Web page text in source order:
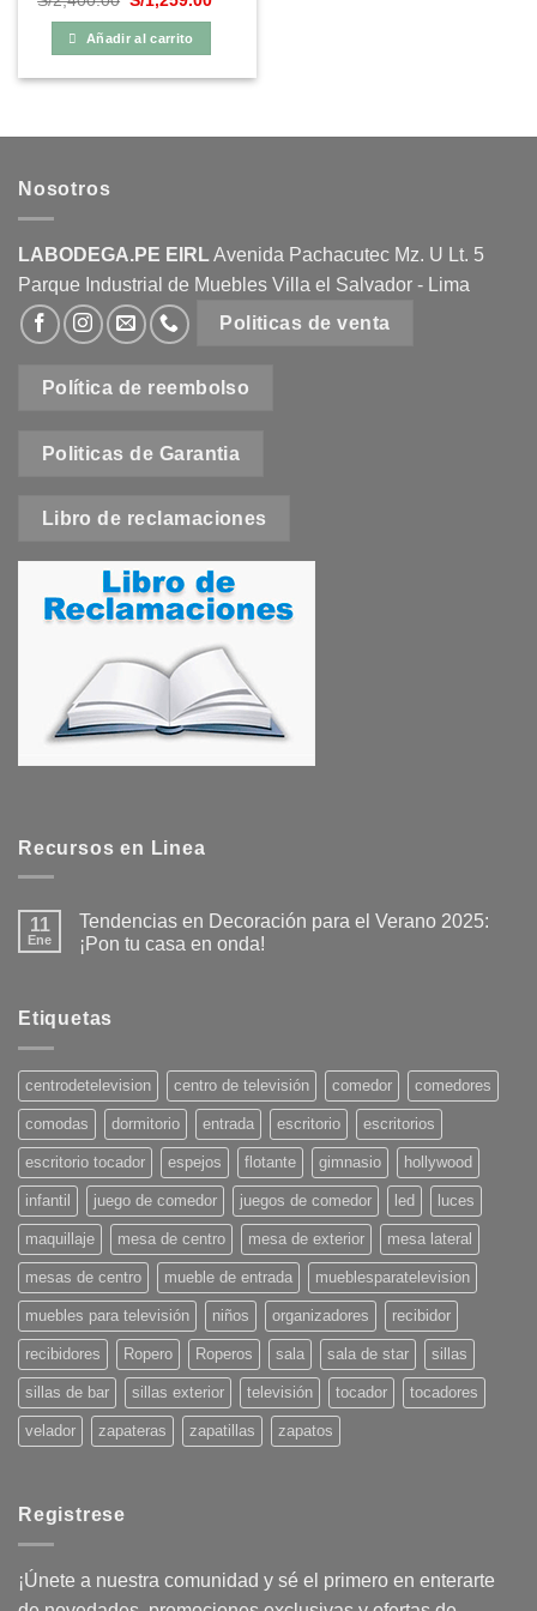
original
era:
Añadir al carrito
Nosotros
LABODEGA.PE EIRLAvenida Pachacutec Mz. U Lt. 5
Parque Industrial de Muebles Villa el Salvador - Lima
Politicas de venta
Política de reembolso
Politicas de Garantia
Libro de reclamaciones
Recursos en Linea
11
Ene
Tendencias en Decoración para el Verano 2025:
¡Pon tu casa en onda!
en
para
el
Verano
2025:
¡Pon
tu
casa
en
onda!
Etiquetas
centrodetelevision centro de televisión comedor comedores
comodas dormitorio entrada escritorio escritorios
escritorio tocador espejos flotante gimnasio hollywood
infantil juego de comedor juegos de comedor led luces
maquillaje mesa de centro mesa de exterior mesa lateral
mesas de centro mueble de entrada mueblesparatelevision
muebles para televisión niños organizadores recibidor
recibidores Ropero Roperos sala sala de star sillas
sillas de bar sillas exterior televisión tocador tocadores
velador zapateras zapatillas zapatos
Registrese
¡Únete a nuestra comunidad y sé el primero en enterarte